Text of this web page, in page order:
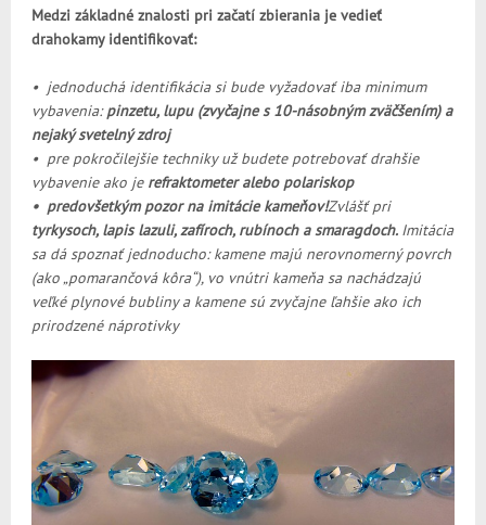
Medzi základné znalosti pri začatí zbierania je vedieť
drahokamy identifikovať:
• jednoduchá identifikácia si bude vyžadovať iba minimum
vybavenia:pinzetu, lupu (zvyčajne s 10-násobným zväčšením) a
nejaký svetelný zdroj
• pre pokročilejšie techniky už budete potrebovať drahšie
vybavenie ako je refraktometer alebo polariskop
• predovšetkým pozor na imitácie kameňov!Zvlášť pri
tyrkysoch, lapis lazuli, zafíroch, rubínoch a smaragdoch. Imitácia
sa dá spoznať jednoducho: kamene majú nerovnomerný povrch
(ako „pomarančová kôra“), vo vnútri kameňa sa nachádzajú
veľké plynové bubliny a kamene sú zvyčajne ľahšie ako ich
prirodzené náprotivky